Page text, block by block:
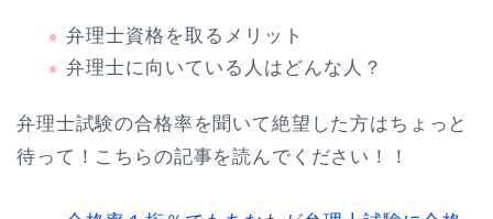
弁理士資格を取るメリット
弁理士に向いている人はどんな人？
弁理士試験の合格率を聞いて絶望した方はちょっと
待って！こちらの記事を読んでください！！